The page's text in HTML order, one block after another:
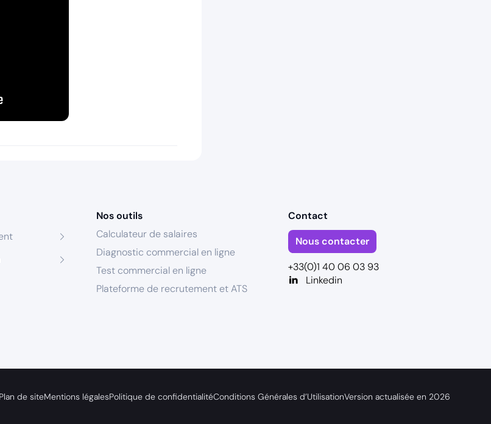
en garantissant la conformité avec les réglementations. Personnalisez vos préférences pour
Nos outils
Calculateur de salaires
Diagnostic commercial en ligne
Test commercial en ligne
Plateforme de recrutement et ATS
Contact
Nous contacter
+33(0)1 40 06 03 93
Linkedin
Plan de siteMentions légalesPolitique de confidentialitéConditions Générales d’UtilisationVersion actualisée en 2026